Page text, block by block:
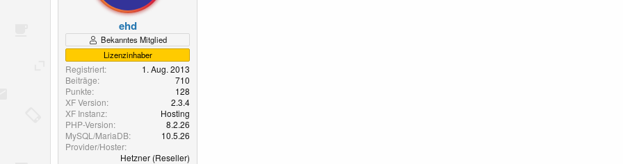
ehd
Bekanntes Mitglied
Lizenzinhaber
Registriert
1. Aug. 2013
Beiträge
710
Punkte
128
XF Version
2.3.4
XF Instanz
Hosting
PHP-Version
8.2.26
MySQL/MariaDB
10.5.26
Provider/Hoster
Hetzner (Reseller)